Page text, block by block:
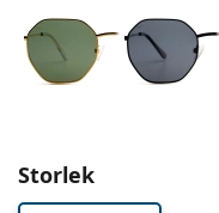
Persol
Prada
Välj parametrar
Storlek